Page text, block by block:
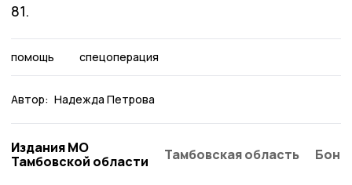
81.
помощь спецоперация
Автор: Надежда Петрова
Издания МО
Тамбовской области
Тамбовская область